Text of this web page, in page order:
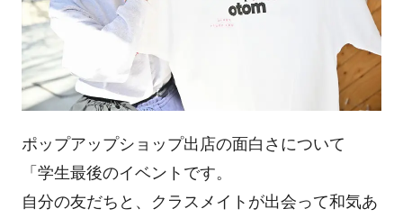
ポップアップショップ出店の面白さについて
「学生最後のイベントです。
自分の友だちと、クラスメイトが出会って和気あ